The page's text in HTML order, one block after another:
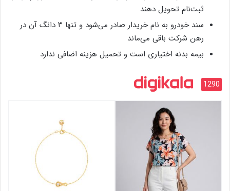
ثبت‌نام تحویل دهند
سند خودرو به نام خریدار صادر می‌شود و تنها ۳ دانگ آن در
رهن شرکت باقی می‌ماند
بیمه بدنه اختیاری است و تحمیل هزینه اضافی ندارد
1290